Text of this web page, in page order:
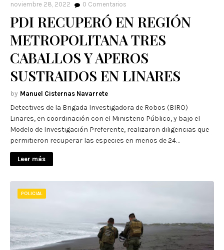
noviembre 28, 2022 0 Comentarios
PDI RECUPERÓ EN REGIÓN
METROPOLITANA TRES
CABALLOS Y APEROS
SUSTRAIDOS EN LINARES
Manuel Cisternas Navarrete
Detectives de la Brigada Investigadora de Robos (BIRO)
Linares, en coordinación con el Ministerio Público, y bajo el
Modelo de Investigación Preferente, realizaron diligencias que
permitieron recuperar las especies en menos de 24…
Leer más
POLICIAL